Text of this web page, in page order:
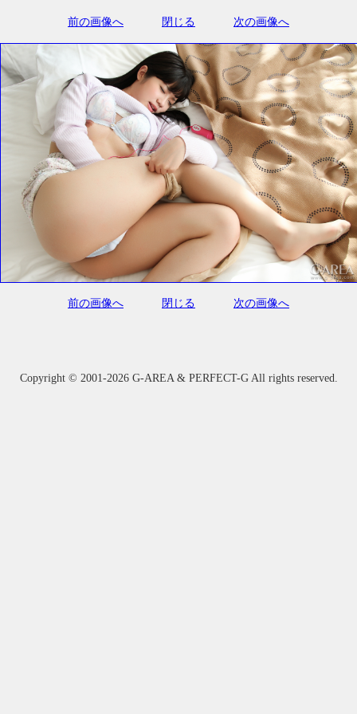
前の画像へ 閉じる 次の画像へ
前の画像へ 閉じる 次の画像へ
Copyright © 2001-2026 G-AREA & PERFECT-G All rights reserved.